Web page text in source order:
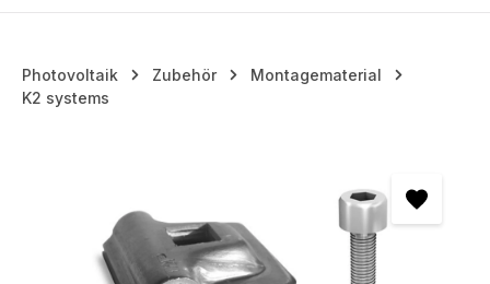
Photovoltaik Zubehör
Montagematerial
K2 systems